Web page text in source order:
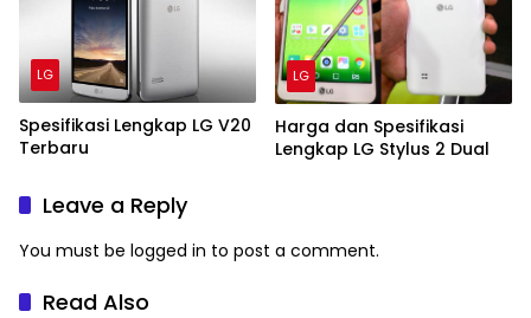
LG
Spesifikasi Lengkap LG V20
Terbaru
LG
Harga dan Spesifikasi
Lengkap LG Stylus 2 Dual
Leave a Reply
You must be logged in to post a comment.
Read Also